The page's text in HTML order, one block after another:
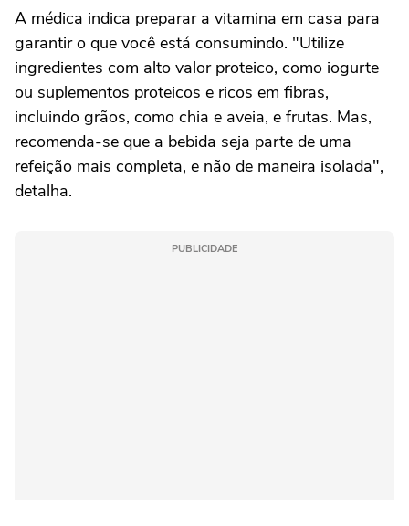
A médica indica preparar a vitamina em casa para
garantir o que você está consumindo. "Utilize
ingredientes com alto valor proteico, como iogurte
ou suplementos proteicos e ricos em fibras,
incluindo grãos, como chia e aveia, e frutas. Mas,
recomenda-se que a bebida seja parte de uma
refeição mais completa, e não de maneira isolada",
detalha.
PUBLICIDADE